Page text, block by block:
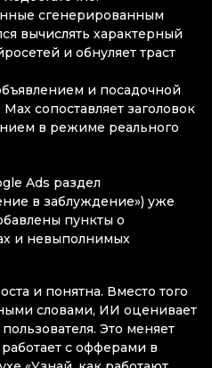
сгенерированным
вычислять характерный
и обнуляет траст
и посадочной
сопоставляет заголовок
в режиме реального
Ads раздел
в заблуждение») уже
пункты о
и невыполнимых
и понятна. Вместо того
словами, ИИ оценивает
Это меняет
с офферами в